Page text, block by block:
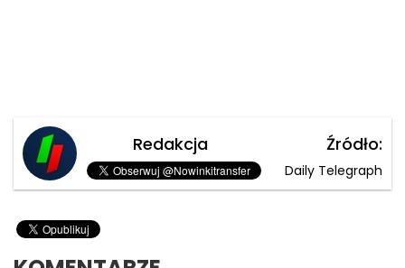
Redakcja Źródło:
Daily Telegraph